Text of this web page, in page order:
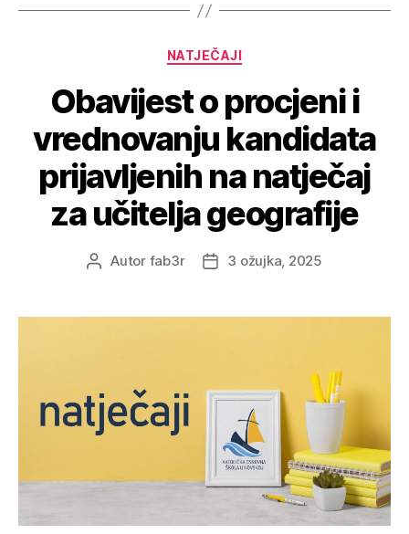
NATJEČAJI
Obavijest o procjeni i
vrednovanju kandidata
prijavljenih na natječaj
za učitelja geografije
Autor fab3r 3 ožujka, 2025